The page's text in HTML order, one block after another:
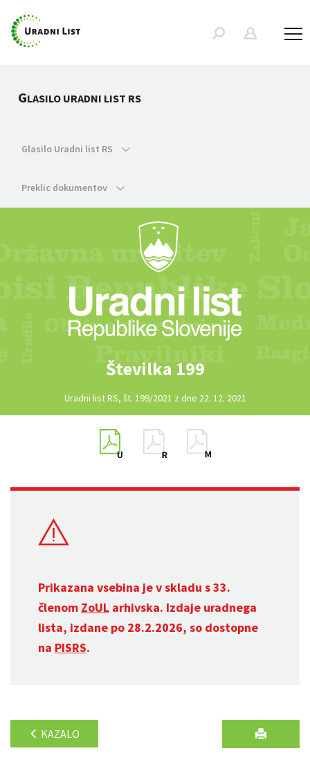
GLASILO URADNI LIST RS
Glasilo Uradni list RS
Preklic dokumentov
Številka 199
Uradni list RS, št. 199/2021 z dne 22. 12. 2021
Prikazana vsebina je v skladu s 33.
členom ZoUL arhivska. Izdaje uradnega
lista, izdane po 28.2.2026, so dostopne
na PISRS.
KAZALO